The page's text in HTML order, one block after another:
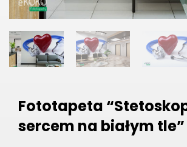
Fototapeta
sercem na białym tle”